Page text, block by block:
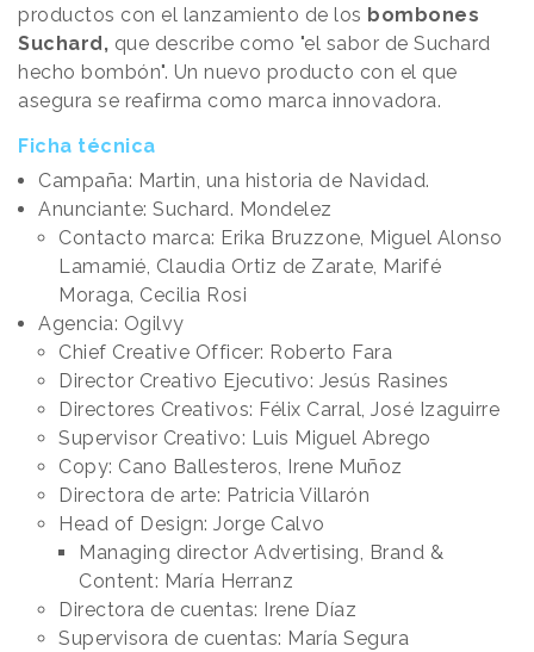
productos con el lanzamiento de los bombones
Suchard, que describe como "el sabor de Suchard
hecho bombón". Un nuevo producto con el que
asegura se reafirma como marca innovadora.
Ficha técnica
Campaña: Martin, una historia de Navidad.
Anunciante: Suchard. Mondelez
Contacto marca: Erika Bruzzone, Miguel Alonso
Lamamié, Claudia Ortiz de Zarate, Marifé
Moraga, Cecilia Rosi
Agencia: Ogilvy
Chief Creative Officer: Roberto Fara
Director Creativo Ejecutivo: Jesús Rasines
Directores Creativos: Félix Carral, José Izaguirre
Supervisor Creativo: Luis Miguel Abrego
Copy: Cano Ballesteros, Irene Muñoz
Directora de arte: Patricia Villarón
Head of Design: Jorge Calvo
Managing director Advertising, Brand &
Content: María Herranz
Directora de cuentas: Irene Díaz
Supervisora de cuentas: María Segura